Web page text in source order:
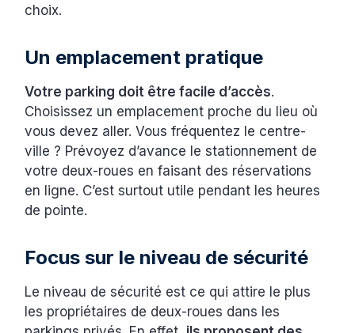
choix.
Un emplacement pratique
Votre parking doit être facile d’accès.
Choisissez un emplacement proche du lieu où
vous devez aller. Vous fréquentez le centre-
ville ? Prévoyez d’avance le stationnement de
votre deux-roues en faisant des réservations
en ligne. C’est surtout utile pendant les heures
de pointe.
Focus sur le niveau de sécurité
Le niveau de sécurité est ce qui attire le plus
les propriétaires de deux-roues dans les